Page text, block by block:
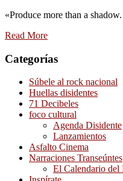
«Produce more than a
Read More
Categorías
Súbele al rock nacional
Huellas disidentes
71 Decibeles
foco cultural
Agenda Disidente
Lanzamientos
Asfalto Cinema
Narraciones Transeúntes
El Calendario del